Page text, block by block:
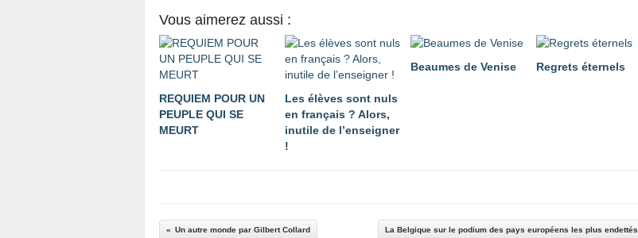
Vous aimerez aussi :
REQUIEM POUR UN
PEUPLE QUI SE
MEURT
Les élèves sont nuls
en français ? Alors,
inutile de l’enseigner
!
Beaumes de Venise Regrets éternels
Un autre monde par Gilbert Collard La Belgique sur le podium des pays européens les plus endettés